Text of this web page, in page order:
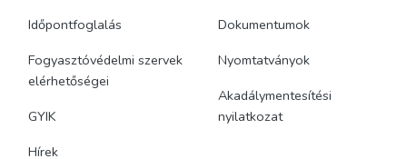
Időpontfoglalás
Fogyasztóvédelmi szervek
elérhetőségei
GYIK
Hírek
Dokumentumok
Nyomtatványok
Akadálymentesítési
nyilatkozat